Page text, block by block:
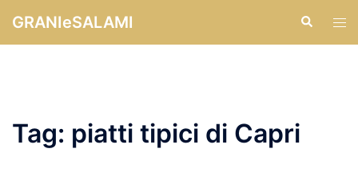
GRANIeSALAMI Cerca
Tag: piatti tipici di Capri